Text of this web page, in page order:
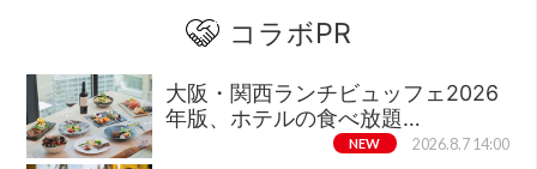
コラボPR
大阪・関西ランチビュッフェ2026
年版、ホテルの食べ放題…
NEW 2026.8.7 14:00